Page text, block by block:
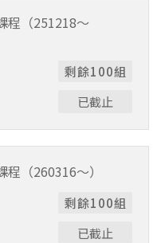
）。
程（251218～
剩餘100組
已截止
）。
（260316～）
剩餘100組
已截止